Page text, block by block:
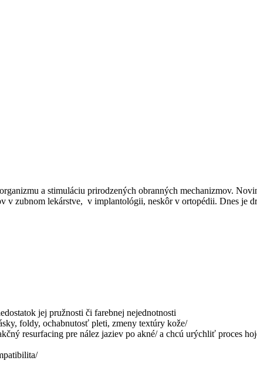
a stimuláciu prirodzených obranných mechanizmov.
zubnom lekárstve, v implantológii, neskôr v ortopédii. Dnes je
jej pružnosti či farebnej nejednotnosti
foldy, ochabnutosť pleti, zmeny textúry kože/
resurfacing pre nález jaziev po akné/ a chcú urýchliť proces